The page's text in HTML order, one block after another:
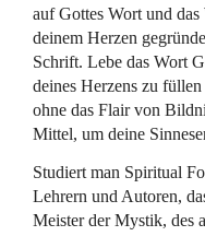
auf Gottes Wort und
deinem Herzen
Schrift. Lebe das Wort
deines Herzens zu
ohne das Flair von
Mittel, um deine
Studiert man Spiritual
Lehrern und Autoren,
Meister der Mystik, des